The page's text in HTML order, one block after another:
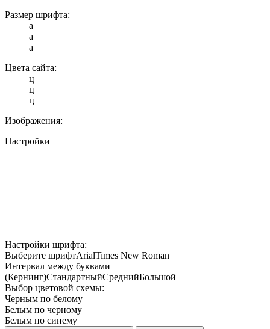
Размер шрифта:
a
a
a
Цвета сайта:
ц
ц
ц
Изображения:
Настройки
Настройки шрифта:
Выберите шрифтArialTimes New Roman
Интервал между буквами
(Кернинг)СтандартныйСреднийБольшой
Выбор цветовой схемы:
Черным по белому
Белым по черному
Белым по синему